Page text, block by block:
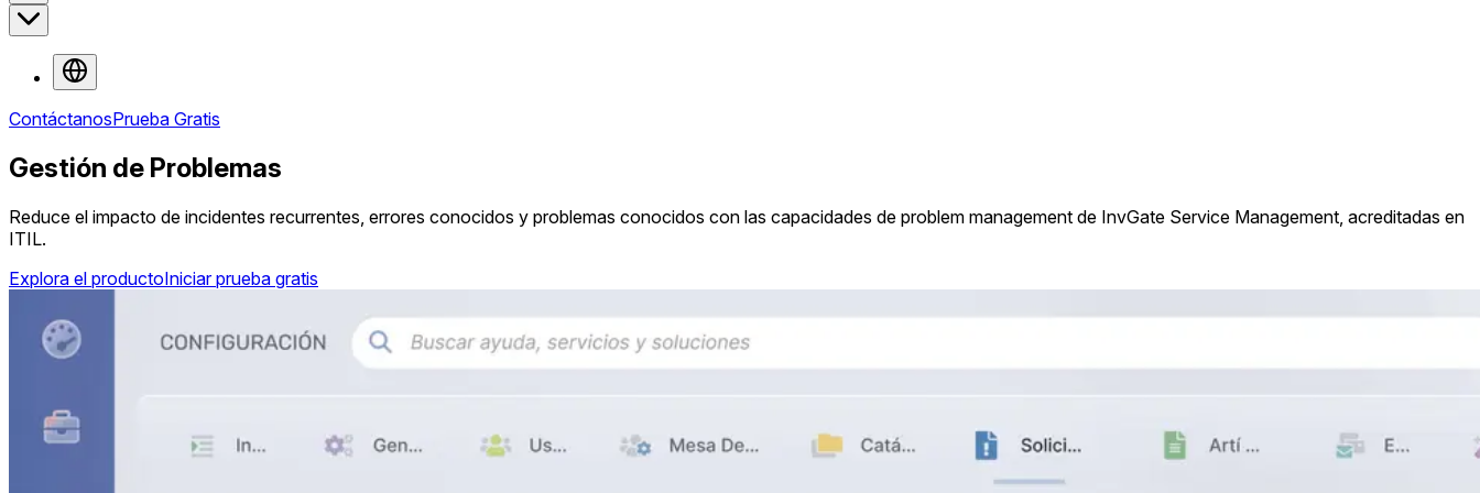
ContáctanosPrueba Gratis
Gestión de Problemas
Reduce el impacto de incidentes recurrentes, errores conocidos y problemas conocidos con las capacidades de problem management de InvGate Service Management, acreditadas en
ITIL.
Explora el productoIniciar prueba gratis